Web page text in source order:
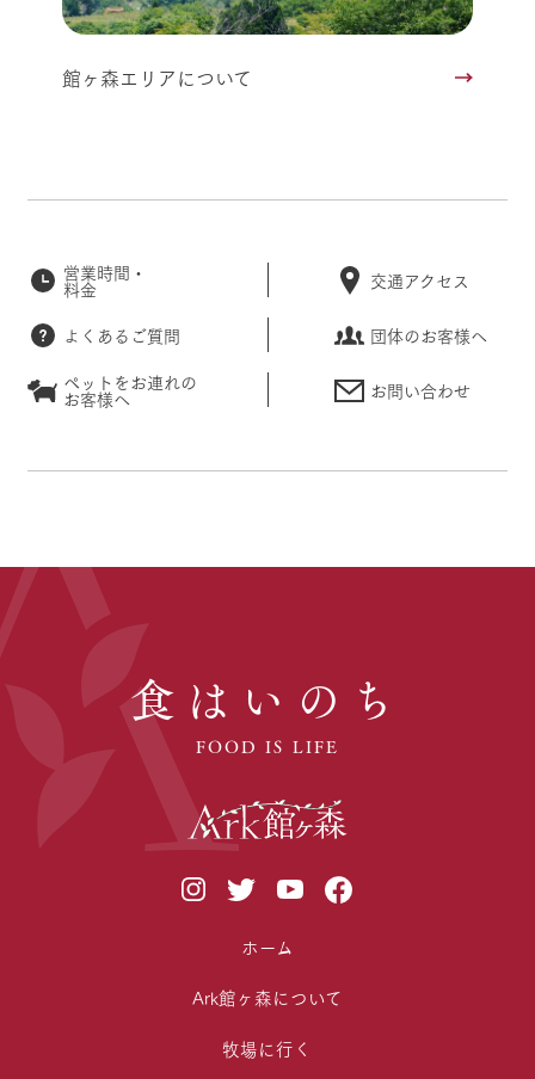
館ヶ森エリアについて
営業時間・
料金 交通アクセス
よくあるご質問
団体のお客様へ
ペットをお連れの
お客様へ お問い合わせ
食はいのち
FOOD IS LIFE
ホーム
Ark館ヶ森について
牧場に行く